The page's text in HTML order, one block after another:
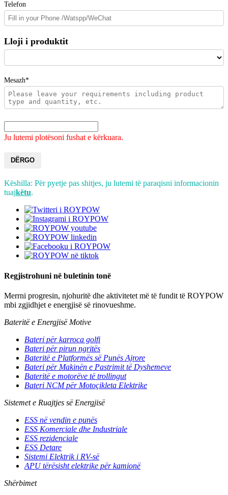
Telefon
Lloji i produktit
Mesazh*
Ju lutemi plotësoni fushat e kërkuara.
DËRGO
Këshilla: Për pyetje pas shitjes, ju lutemi të paraqisni informacionin
tuajkëtu.
Regjistrohuni në buletinin tonë
Merrni progresin, njohuritë dhe aktivitetet më të fundit të ROYPOW
mbi zgjidhjet e energjisë së rinovueshme.
Bateritë e Energjisë Motive
Bateri për karroca golfi
Bateri për pirun ngritës
Bateritë e Platformës së Punës Ajrore
Bateri për Makinën e Pastrimit të Dyshemeve
Bateritë e motorëve të trollingut
Bateri NCM për Motoçikleta Elektrike
Sistemet e Ruajtjes së Energjisë
ESS në vendin e punës
ESS Komerciale dhe Industriale
ESS rezidenciale
ESS Detare
Sistemi Elektrik i RV-së
APU tërësisht elektrike për kamionë
Shërbimet